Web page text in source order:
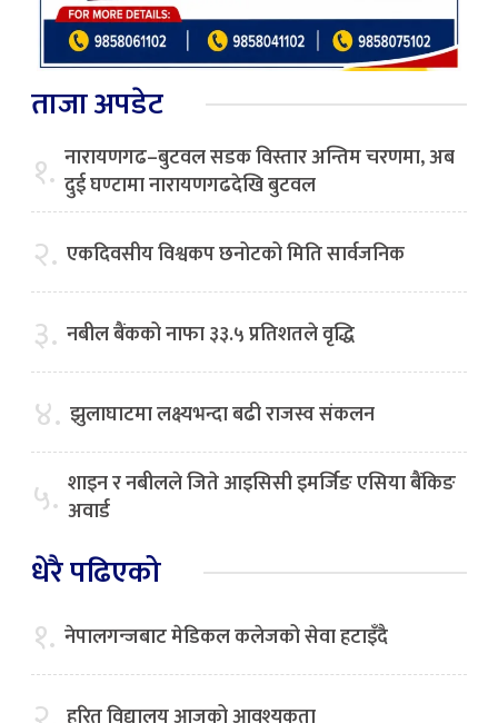
ताजा अपडेट
१. नारायणगढ–बुटवल सडक विस्तार अन्तिम चरणमा, अब
दुई घण्टामा नारायणगढदेखि बुटवल
२. एकदिवसीय विश्वकप छनोटको मिति सार्वजनिक
३. नबील बैंकको नाफा ३३.५ प्रतिशतले वृद्धि
४. झुलाघाटमा लक्ष्यभन्दा बढी राजस्व संकलन
५. शाइन र नबीलले जिते आइसिसी इमर्जिङ एसिया बैंकिङ
अवार्ड
धेरै पढिएको
१. नेपालगन्जबाट मेडिकल कलेजको सेवा हटाइँदै